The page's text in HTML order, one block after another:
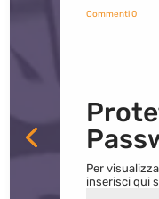
Commenti 0
Per
inserisci qui